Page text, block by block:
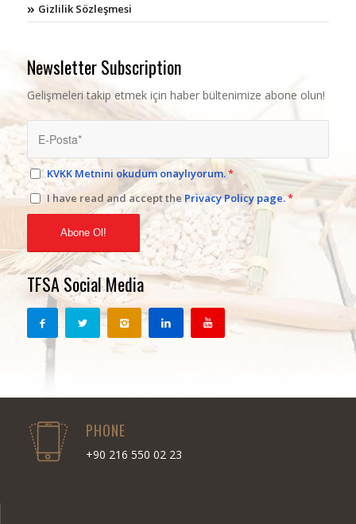
Gizlilik Sözleşmesi
Newsletter Subscription
Gelişmeleri takip etmek için haber bültenimize abone olun!
KVKK Metnini okudum onaylıyorum.*
I have read and accept the Privacy Policy page.*
TFSA Social Media
PHONE
+90 216 550 02 23